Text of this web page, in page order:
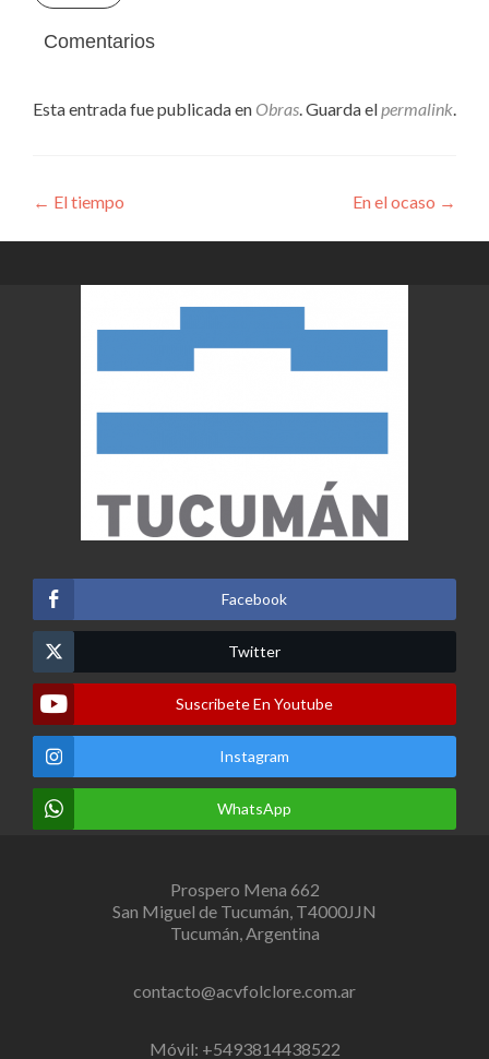
Comentarios
Esta entrada fue publicada en Obras. Guarda elpermalink.
Navegación
de
entradas
← El tiempo En el ocaso →
Facebook
Twitter
Suscribete En Youtube
Instagram
WhatsApp
Prospero Mena 662
San Miguel de Tucumán, T4000JJN
Tucumán, Argentina
contacto@acvfolclore.com.ar
Móvil: +5493814438522